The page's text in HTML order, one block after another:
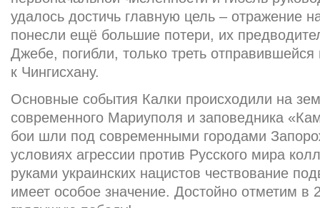
удалось достичь главную цель – отражение
понесли ещё большие потери, их
Джебе, погибли, только треть
к Чингисхану.
Основные события Калки происходили на
современного Мариуполя и заповедника
бои шли под современными городами
условиях агрессии против Русского мира
руками украинских нацистов чествование
имеет особое значение. Достойно отметим в